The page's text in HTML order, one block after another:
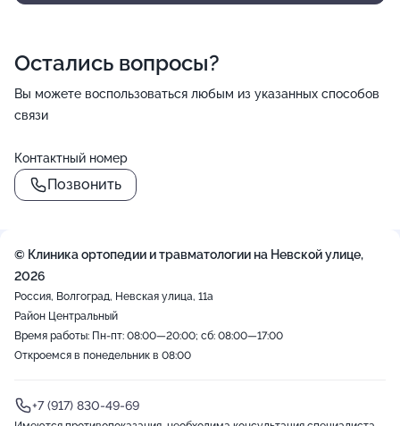
Остались вопросы?
Вы можете воспользоваться любым из указанных способов
связи
Контактный номер
Позвонить
© Клиника ортопедии и травматологии на Невской улице,
2026
Россия, Волгоград, Невская улица, 11а
Район Центральный
Время работы: Пн-пт: 08:00—20:00; сб: 08:00—17:00
Откроемся в понедельник в 08:00
+7 (917) 830-49-69